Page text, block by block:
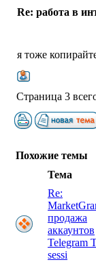
Re: работа в
я тоже
Страница 3
Похожие темы
Тема
Re:
продажа
аккаунтов
Telegram
sessi